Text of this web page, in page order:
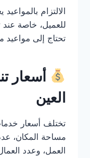
الالتزام
للعميل، خاصة
تحتاج إلى
أسعار
العين
تختلف أسعار
مساحة المكان،
العمل، وعدد